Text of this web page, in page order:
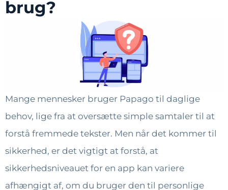
brug?
Mange mennesker bruger Papago til daglige
behov, lige fra at oversætte simple samtaler til at
forstå fremmede tekster. Men når det kommer til
sikkerhed, er det vigtigt at forstå, at
sikkerhedsniveauet for en app kan variere
afhængigt af, om du bruger den til personlige